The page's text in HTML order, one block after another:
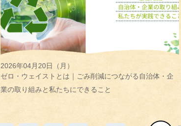
2026年04月20日（月）
ゼロ・ウェイストとは｜ごみ削減につながる自治体・企
業の取り組みと私たちにできること